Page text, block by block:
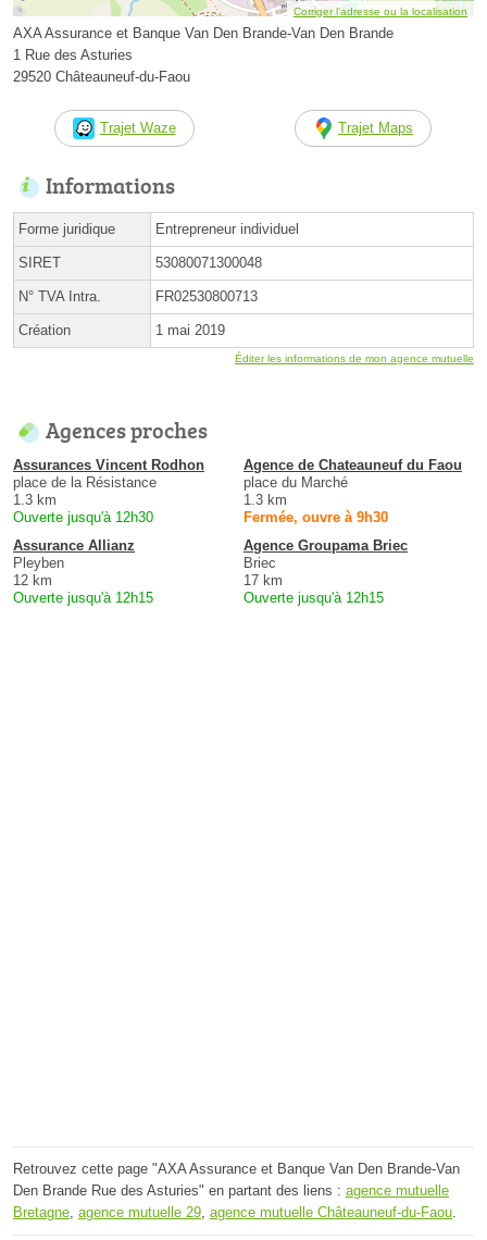
Corriger l’adresse ou la localisation
AXA Assurance et Banque Van Den Brande-Van Den Brande
1 Rue des Asturies
29520 Châteauneuf-du-Faou
Trajet Waze Trajet Maps
Informations
Forme juridique Entrepreneur individuel
SIRET 53080071300048
N° TVA Intra. FR02530800713
Création 1 mai 2019
Éditer les informations de mon agence mutuelle
Agences proches
Assurances Vincent Rodhon
place de la Résistance
1.3 km
Ouverte jusqu'à 12h30
Agence de Chateauneuf du Faou
place du Marché
1.3 km
Fermée, ouvre à 9h30
Assurance Allianz
Pleyben
12 km
Ouverte jusqu'à 12h15
Agence Groupama Briec
Briec
17 km
Ouverte jusqu'à 12h15
Retrouvez cette page "AXA Assurance et Banque Van Den Brande-Van
Den Brande Rue des Asturies" en partant des liens : agence mutuelle
Bretagne, agence mutuelle 29, agence mutuelle Châteauneuf-du-Faou.